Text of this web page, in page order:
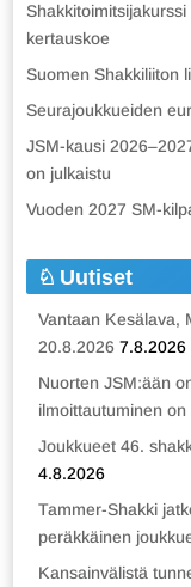
kertauskoe
Suomen Shakkiliiton
Seurajoukkueiden
JSM-kausi
on julkaistu
Vuoden 2027 SM-
Uutiset
Vantaan Kesälava,
20.8.2026 7.8.2026
Nuorten JSM:ään
ilmoittautuminen
Joukkueet 46.
4.8.2026
Tammer-Shakki
peräkkäinen
Kansainvälistä